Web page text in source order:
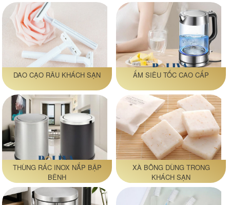
DAO CẠO RÂU KHÁCH SẠN ẤM SIÊU TỐC CAO CẤP
THÙNG RÁC INOX NẮP BẬP
BÊNH
XÀ BÔNG DÙNG TRONG
KHÁCH SẠN